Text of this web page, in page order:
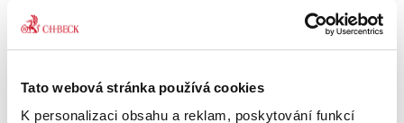
Tato webová stránka používá cookies
K personalizaci obsahu a reklam, poskytování funkcí
340,00 Kč